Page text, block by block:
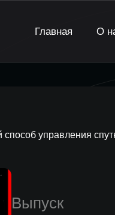
Главная О
способ управления
Выпуск